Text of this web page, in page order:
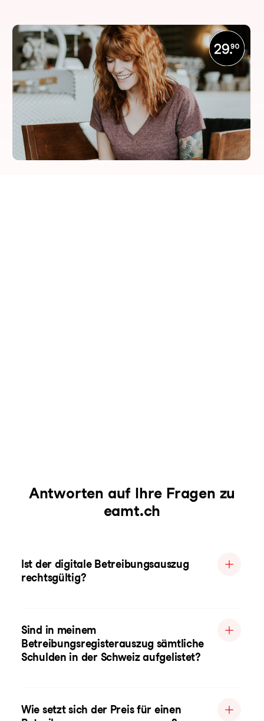
Antworten auf Ihre Fragen zu
eamt.ch
Ist der digitale Betreibungsauszug
rechtsgültig?
Sind in meinem
Betreibungsregisterauszug sämtliche
Schulden in der Schweiz aufgelistet?
Wie setzt sich der Preis für einen